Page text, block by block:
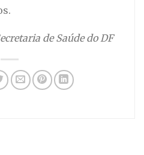
de Saúde do DF